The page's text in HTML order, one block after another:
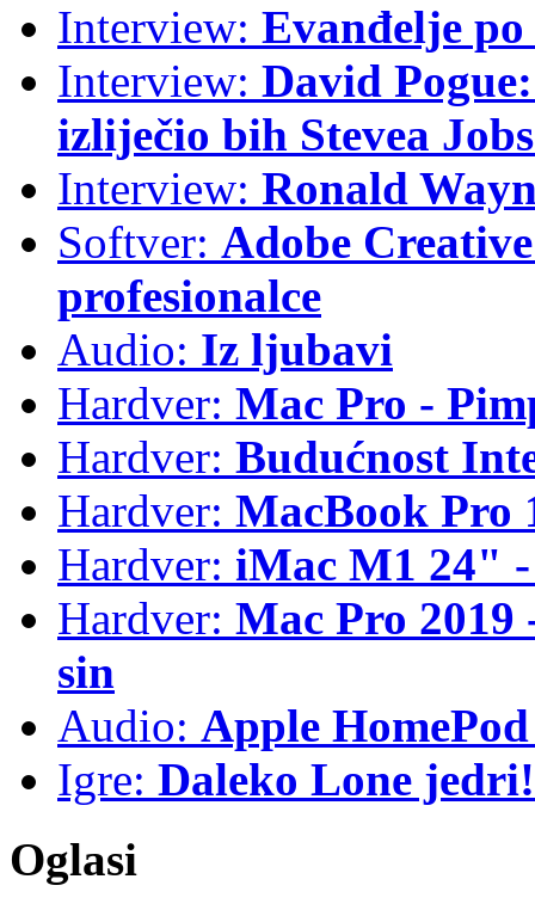
Interview: Evanđelje
Interview: David
izliječio bih Stevea
Interview: Ronald
Softver: Adobe
profesionalce
Audio: Iz ljubavi
Hardver: Mac Pro -
Hardver: Budućnost
Hardver: MacBook Pro
Hardver: iMac M1 24"
Hardver: Mac Pro
sin
Audio: Apple
Igre: Daleko Lone jedri!
Oglasi